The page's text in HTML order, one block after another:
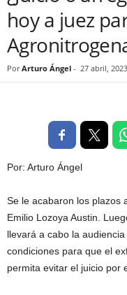
hoy a juez
Por Arturo Ángel - 27 abril, 2023
Por: Arturo Ángel
Se le acabaron los plazos
Emilio Lozoya Austin.
llevará a cabo la
condiciones para que el
permita evitar el juicio por